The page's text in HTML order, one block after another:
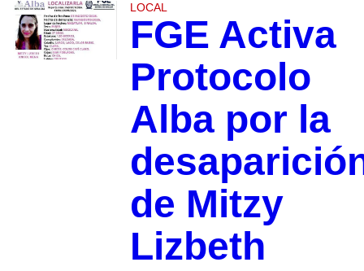
LOCAL
FGE Activa
Protocolo
Alba por la
de Mitzy
Lizbeth